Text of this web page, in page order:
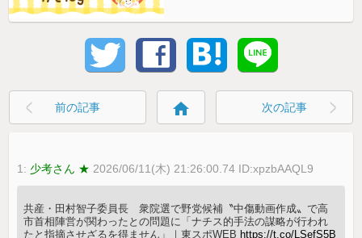
前の記事 home 次の記事
1: 少考さん ★ 2026/06/11(木) 21:26:00.74 ID:xpzbAAQL9
共産・田村智子委員長 衆院選で野党候補〝中傷動画作成〟で高
市首相陣営が関わったとの問題に「ナチス的手法の謀略が行われ
たと指摘させざるを得ません」｜東スポWEB https://t.co/LSefS5B